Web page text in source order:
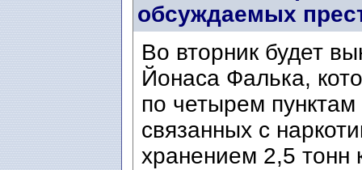
обсуждаемых
Во вторник будет
Йонаса Фалька,
по четырем
связанных с
хранением 2,5 тонн